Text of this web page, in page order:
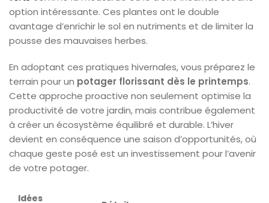
option intéressante. Ces plantes ont le double
avantage d’enrichir le sol en nutriments et de limiter la
pousse des mauvaises herbes.
En adoptant ces pratiques hivernales, vous préparez le
terrain pour un potager florissant dès le printemps.
Cette approche proactive non seulement optimise la
productivité de votre jardin, mais contribue également
à créer un écosystème équilibré et durable. L’hiver
devient en conséquence une saison d’opportunités, où
chaque geste posé est un investissement pour l’avenir
de votre potager.
Idées